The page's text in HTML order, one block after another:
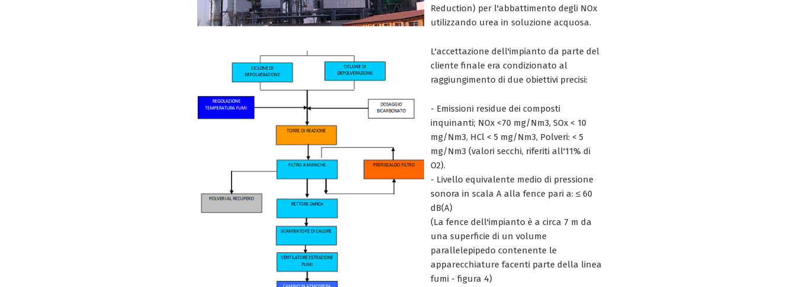
Reduction) per l'abbattimento degli NOx
utilizzando urea in soluzione acquosa.
L'accettazione dell'impianto da parte del
cliente finale era condizionato al
raggiungimento di due obiettivi precisi:
- Emissioni residue dei composti
inquinanti; NOx <70 mg/Nm3, SOx < 10
mg/Nm3, HCl < 5 mg/Nm3, Polveri: < 5
mg/Nm3 (valori secchi, riferiti all'11% di
O2).
- Livello equivalente medio di pressione
sonora in scala A alla fence pari a: ≤ 60
dB(A)
(La fence dell'impianto è a circa 7 m da
una superficie di un volume
parallelepipedo contenente le
apparecchiature facenti parte della linea
fumi - figura 4)